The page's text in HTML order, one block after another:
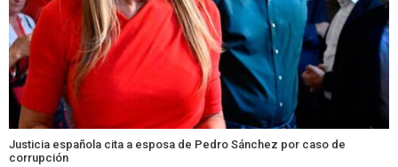
Justicia española cita a esposa de Pedro Sánchez por caso de
corrupción